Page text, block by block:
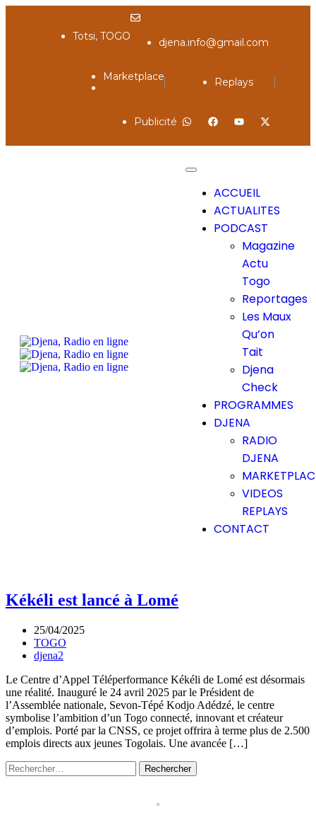
Totsi, TOGO djena.info@gmail.com
Marketplace Replays
Publicité
ACCUEIL
ACTUALITES
PODCAST
Magazine
Actu
Togo
Reportages
Les Maux
Qu’on
Tait
Djena
Check
PROGRAMMES
DJENA
RADIO
DJENA
VIDEOS
REPLAYS
CONTACT
Kékéli est lancé à Lomé
25/04/2025
TOGO
djena2
Le Centre d’Appel Téléperformance Kékéli de Lomé est désormais
une réalité. Inauguré le 24 avril 2025 par le Président de
l’Assemblée nationale, Sevon-Tépé Kodjo Adédzé, le centre
symbolise l’ambition d’un Togo connecté, innovant et créateur
d’emplois. Porté par la CNSS, ce projet offrira à terme plus de 2.500
emplois directs aux jeunes Togolais. Une avancée […]